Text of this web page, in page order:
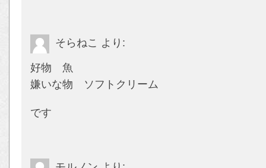
そらねこ より:
好物 魚
嫌いな物 ソフトクリーム
です